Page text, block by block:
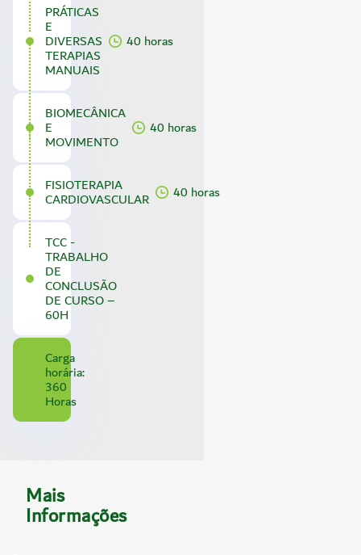
PRÁTICAS
E
DIVERSAS
TERAPIAS
MANUAIS
40 horas
BIOMECÂNICA
E
MOVIMENTO
40 horas
FISIOTERAPIA
CARDIOVASCULAR 40 horas
TCC -
TRABALHO
DE
CONCLUSÃO
DE CURSO –
60H
Carga
horária:
360
Horas
Mais
Informações